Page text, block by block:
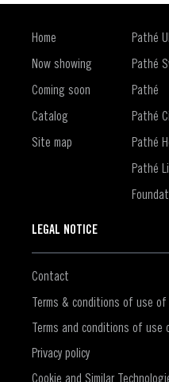
Home
Now showing
Coming soon
Catalog
Site map
Pathé
Pathé
Pathé
Pathé
Pathé
Pathé
LEGAL NOTICE
Contact
Terms & conditions of use
Terms and conditions of use
Privacy policy
Cookie and Similar